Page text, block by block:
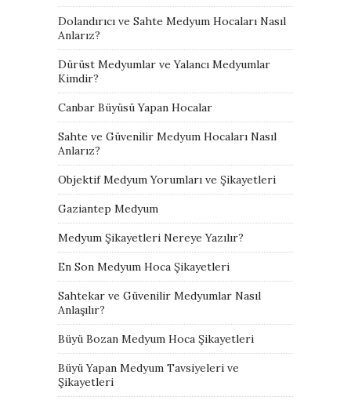
Dolandırıcı ve Sahte Medyum Hocaları Nasıl
Anlarız?
Dürüst Medyumlar ve Yalancı Medyumlar
Kimdir?
Canbar Büyüsü Yapan Hocalar
Sahte ve Güvenilir Medyum Hocaları Nasıl
Anlarız?
Objektif Medyum Yorumları ve Şikayetleri
Gaziantep Medyum
Medyum Şikayetleri Nereye Yazılır?
En Son Medyum Hoca Şikayetleri
Sahtekar ve Güvenilir Medyumlar Nasıl
Anlaşılır?
Büyü Bozan Medyum Hoca Şikayetleri
Büyü Yapan Medyum Tavsiyeleri ve
Şikayetleri